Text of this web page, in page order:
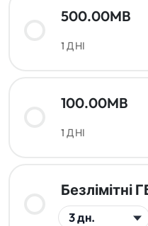
500.00MB
1 ДНІ
100.00MB
1 ДНІ
Безлімітні